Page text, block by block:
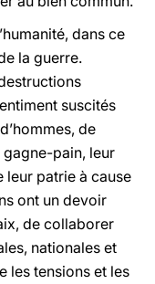
dans ce
la guerre.
suscités
de
gagne-pain, leur
leur patrie à cause
ont un devoir
de collaborer
nationales et
les tensions et les